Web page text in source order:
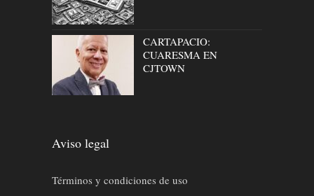
CARTAPACIO:
CUARESMA EN
CJTOWN
Aviso legal
Términos y condiciones de uso